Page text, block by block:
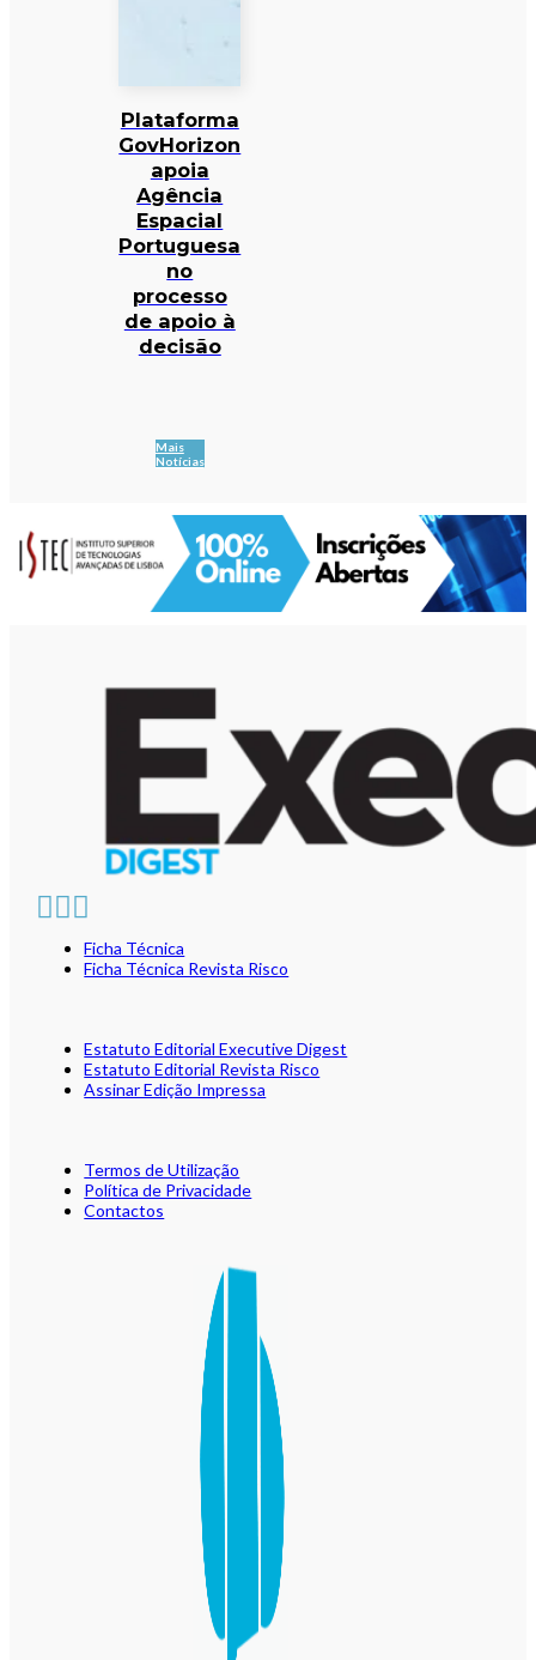
Plataforma
GovHorizon
apoia
Agência
Espacial
Portuguesa
no
processo
de apoio à
decisão
Mais
Notícias
Ficha Técnica
Ficha Técnica Revista Risco
Estatuto Editorial Executive Digest
Estatuto Editorial Revista Risco
Assinar Edição Impressa
Termos de Utilização
Política de Privacidade
Contactos